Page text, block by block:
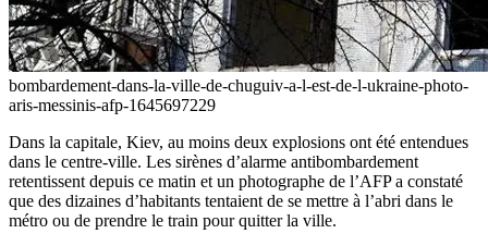
bombardement-dans-la-ville-de-chuguiv-a-l-est-de-l-ukraine-photo-
aris-messinis-afp-1645697229
Dans la capitale, Kiev, au moins deux explosions ont été entendues
dans le centre-ville. Les sirènes d’alarme antibombardement
retentissent depuis ce matin et un photographe de l’AFP a constaté
que des dizaines d’habitants tentaient de se mettre à l’abri dans le
métro ou de prendre le train pour quitter la ville.